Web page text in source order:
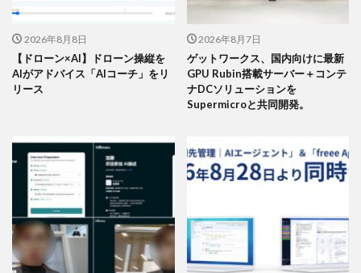
2026年8月8日
【ドローン×AI】ドローン操縦を
AIがアドバイス「AIコーチ」をリ
リース
2026年8月7日
ゲットワークス、国内向けに最新
GPU Rubin搭載サーバー＋コンテ
ナDCソリューションを
Supermicroと共同開発。